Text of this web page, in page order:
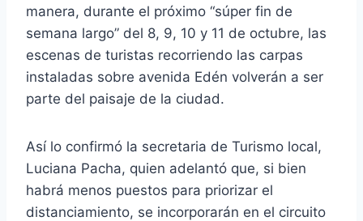
manera, durante el próximo “súper fin de
semana largo” del 8, 9, 10 y 11 de octubre, las
escenas de turistas recorriendo las carpas
instaladas sobre avenida Edén volverán a ser
parte del paisaje de la ciudad.
Así lo confirmó la secretaria de Turismo local,
Luciana Pacha, quien adelantó que, si bien
habrá menos puestos para priorizar el
distanciamiento, se incorporarán en el circuito